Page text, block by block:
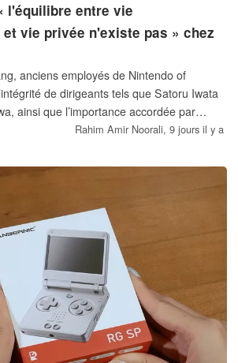
l'équilibre entre vie
vie privée n'existe pas » chez
anciens employés de Nintendo of
de dirigeants tels que Satoru Iwata
ainsi que l’importance accordée par
de l’emploi. Ils ont toutefois critiqué le
vie privée, les possibilités d’évolution
des fonctions.
Rahim Amir Noorali, 9 jours il y a